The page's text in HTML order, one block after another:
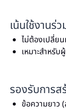
เน้นใช้งาน
ไม่ต้องเปลี่ย
เหมาะสำหรั
รองรับการส
ข้อความยาว